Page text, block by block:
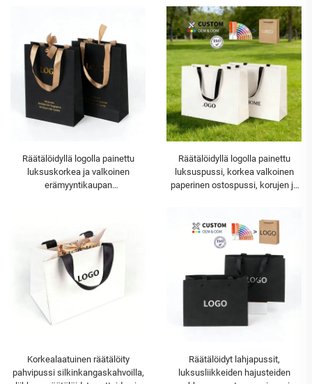
Räätälöidyllä logolla painettu
luksuskorkea ja valkoinen
erämyyntikaupan
Räätälöidyllä logolla painettu
luksuspussi, korkea valkoinen
paperinen ostospussi, korujen ja
Korkealaatuinen räätälöity
pahvipussi silkinkangaskahvoilla,
Räätälöidyt lahjapussit,
luksusliikkeiden hajusteiden